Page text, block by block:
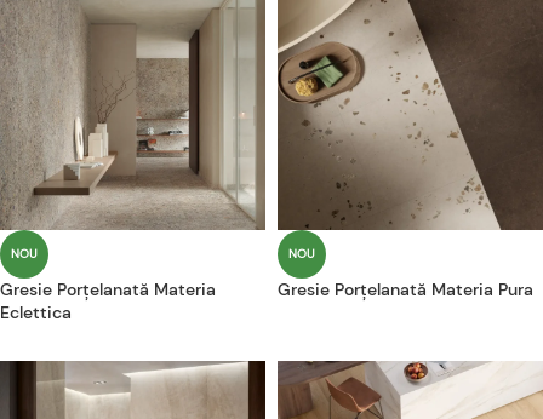
NOU
Gresie Porțelanată Materia
Eclettica
NOU
Gresie Porțelanată Materia Pura